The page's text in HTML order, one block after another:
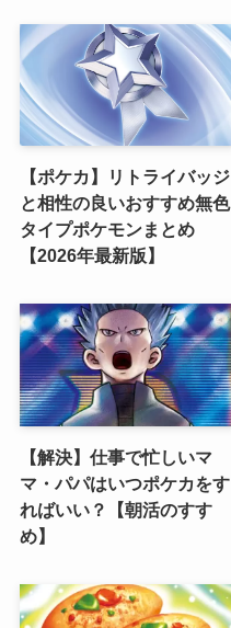
【ポケカ】リトライバッジ
と相性の良いおすすめ無色
タイプポケモンまとめ
【2026年最新版】
【解決】仕事で忙しいマ
マ・パパはいつポケカをす
ればいい？【朝活のすす
め】